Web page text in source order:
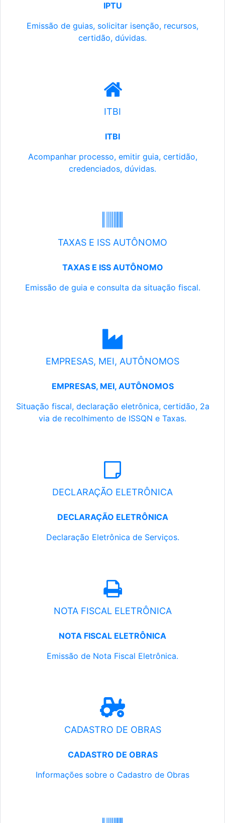
IPTU
Emissão de guias, solicitar isenção, recursos,
certidão, dúvidas.
ITBI
ITBI
Acompanhar processo, emitir guia, certidão,
credenciados, dúvidas.
TAXAS E ISS AUTÔNOMO
TAXAS E ISS AUTÔNOMO
Emissão de guia e consulta da situação fiscal.
EMPRESAS, MEI, AUTÔNOMOS
EMPRESAS, MEI, AUTÔNOMOS
Situação fiscal, declaração eletrônica, certidão, 2a
via de recolhimento de ISSQN e Taxas.
DECLARAÇÃO ELETRÔNICA
DECLARAÇÃO ELETRÔNICA
Declaração Eletrônica de Serviços.
NOTA FISCAL ELETRÔNICA
NOTA FISCAL ELETRÔNICA
Emissão de Nota Fiscal Eletrônica.
CADASTRO DE OBRAS
CADASTRO DE OBRAS
Informações sobre o Cadastro de Obras